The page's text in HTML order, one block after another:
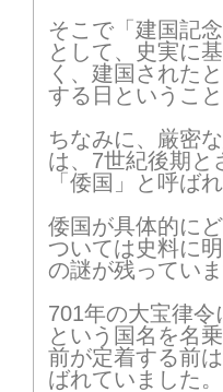
そこで「建国記
として、史実に
く、建国された
する日というこ
ちなみに、厳密
は、7世紀後期と
「倭国」と呼ば
倭国が具体的に
ついては史料に
の謎が残っていま
701年の大宝律令
という国名を名
前が定着する前
ばれていました。